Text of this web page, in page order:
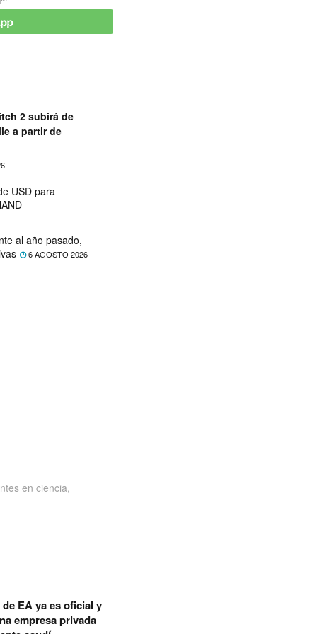
2 subirá de
a partir de
USD para
al año pasado,
6 AGOSTO 2026
en ciencia,
EA ya es oficial y
empresa privada